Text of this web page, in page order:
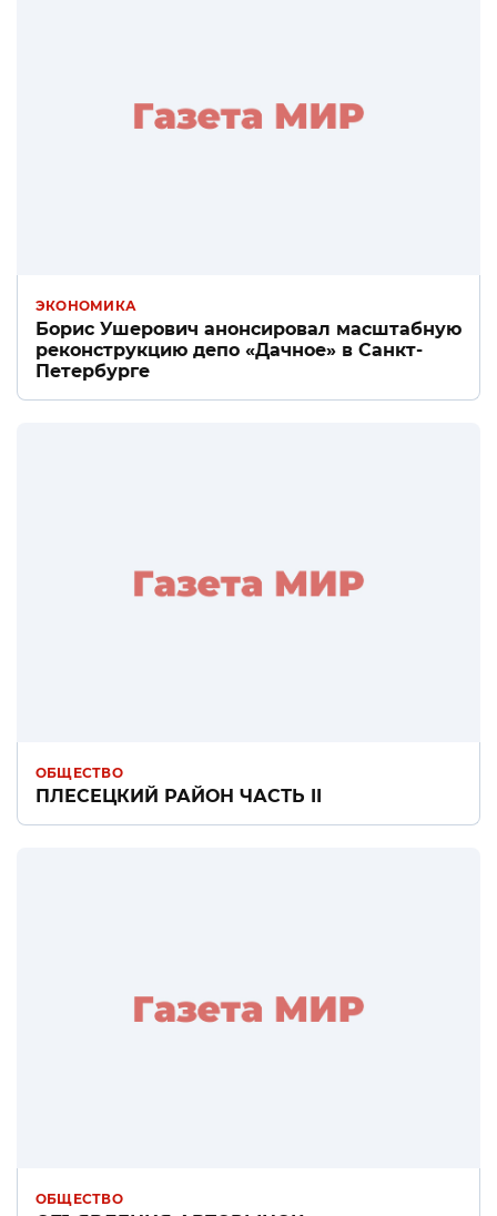
ЭКОНОМИКА
Борис Ушерович анонсировал масштабную
реконструкцию депо «Дачное» в Санкт-
Петербурге
ОБЩЕСТВО
ПЛЕСЕЦКИЙ РАЙОН ЧАСТЬ II
ОБЩЕСТВО